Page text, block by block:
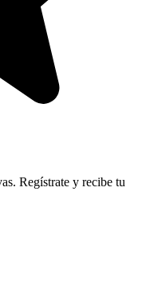
Regístrate y recibe tu